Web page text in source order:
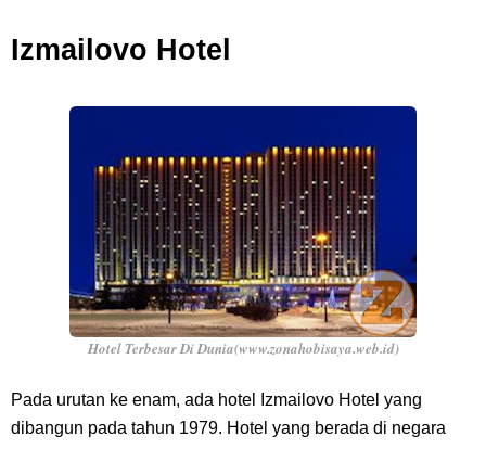
Izmailovo Hotel
Hotel Terbesar Di Dunia(www.zonahobisaya.web.id)
Pada urutan ke enam, ada hotel Izmailovo Hotel yang
dibangun pada tahun 1979. Hotel yang berada di negara